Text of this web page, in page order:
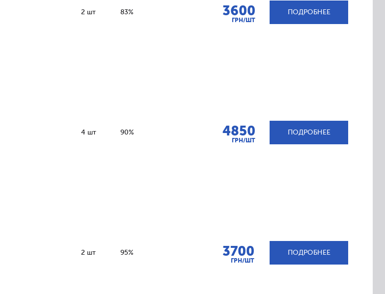
2 шт 83% 3600
ГРН/ШТ
ПОДРОБНЕЕ
4 шт 90% 4850
ГРН/ШТ
ПОДРОБНЕЕ
2 шт 95% 3700
ГРН/ШТ
ПОДРОБНЕЕ